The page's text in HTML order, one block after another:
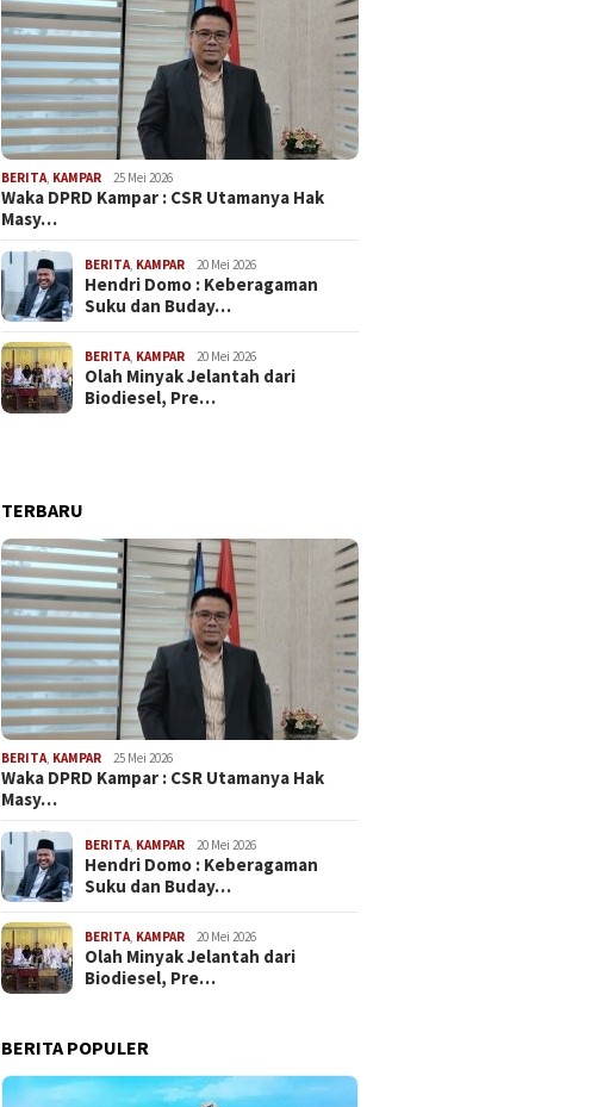
BERITA KAMPAR 25 Mei 2026
Waka DPRD Kampar : CSR Utamanya Hak
Masy…
BERITA KAMPAR 20 Mei 2026
Hendri Domo : Keberagaman
Suku dan Buday…
BERITA KAMPAR 20 Mei 2026
Olah Minyak Jelantah dari
Biodiesel, Pre…
TERBARU
BERITA, KAMPAR 25 Mei 2026
Waka DPRD Kampar : CSR Utamanya Hak
Masy…
BERITA, KAMPAR 20 Mei 2026
Hendri Domo : Keberagaman
Suku dan Buday…
BERITA, KAMPAR 20 Mei 2026
Olah Minyak Jelantah dari
Biodiesel, Pre…
BERITA POPULER